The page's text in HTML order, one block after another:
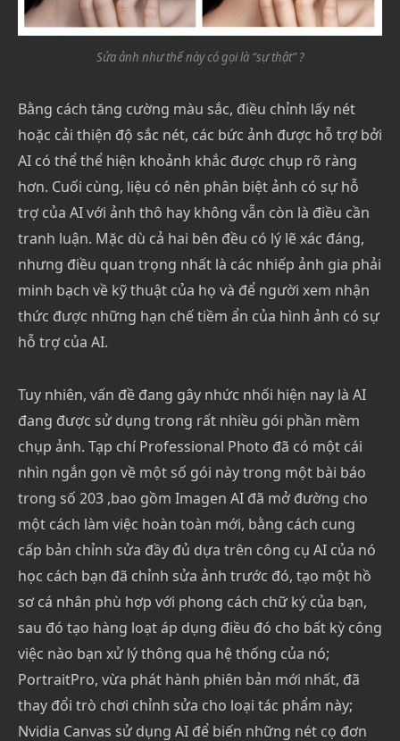
Sửa ảnh như thế này có gọi là “sự thật” ?
Bằng cách tăng cường màu sắc, điều chỉnh lấy nét
hoặc cải thiện độ sắc nét, các bức ảnh được hỗ trợ bởi
AI có thể thể hiện khoảnh khắc được chụp rõ ràng
hơn. Cuối cùng, liệu có nên phân biệt ảnh có sự hỗ
trợ của AI với ảnh thô hay không vẫn còn là điều cần
tranh luận. Mặc dù cả hai bên đều có lý lẽ xác đáng,
nhưng điều quan trọng nhất là các nhiếp ảnh gia phải
minh bạch về kỹ thuật của họ và để người xem nhận
thức được những hạn chế tiềm ẩn của hình ảnh có sự
hỗ trợ của AI.
Tuy nhiên, vấn đề đang gây nhức nhối hiện nay là AI
đang được sử dụng trong rất nhiều gói phần mềm
chụp ảnh. Tạp chí Professional Photo đã có một cái
nhìn ngắn gọn về một số gói này trong một bài báo
trong số 203 ,bao gồm Imagen AI đã mở đường cho
một cách làm việc hoàn toàn mới, bằng cách cung
cấp bản chỉnh sửa đầy đủ dựa trên công cụ AI của nó
học cách bạn đã chỉnh sửa ảnh trước đó, tạo một hồ
sơ cá nhân phù hợp với phong cách chữ ký của bạn,
sau đó tạo hàng loạt áp dụng điều đó cho bất kỳ công
việc nào bạn xử lý thông qua hệ thống của nó;
PortraitPro, vừa phát hành phiên bản mới nhất, đã
thay đổi trò chơi chỉnh sửa cho loại tác phẩm này;
Nvidia Canvas sử dụng AI để biến những nét cọ đơn